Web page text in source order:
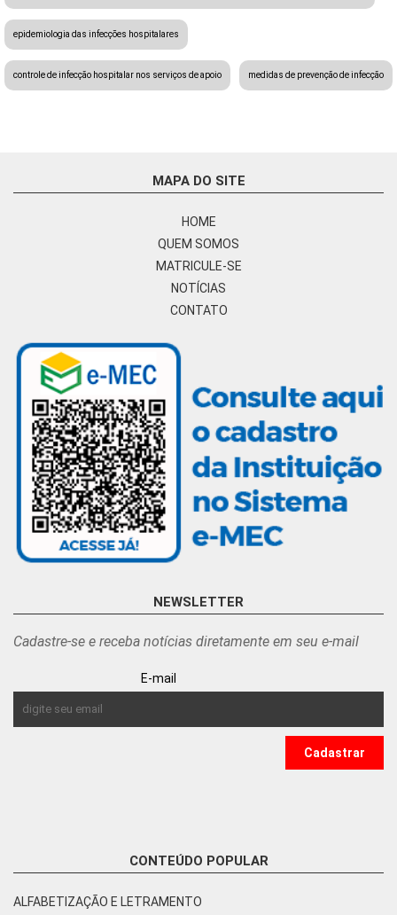
epidemiologia das infecções hospitalares
controle de infecção hospitalar nos serviços de apoio medidas de prevenção de infecção
MAPA DO SITE
HOME
QUEM SOMOS
MATRICULE-SE
NOTÍCIAS
CONTATO
NEWSLETTER
Cadastre-se e receba notícias diretamente em seu e-mail
E-mail
CONTEÚDO POPULAR
ALFABETIZAÇÃO E LETRAMENTO